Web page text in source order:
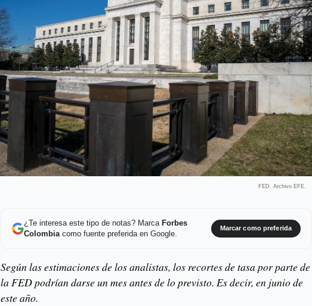
FED. Archivo EFE.
¿Te interesa este tipo de notas? Marca Forbes
Colombiacomo fuente preferida en Google.
Marcar como preferida
Según las estimaciones de los analistas, los recortes de tasa por parte de
la FED podrían darse un mes antes de lo previsto. Es decir, en junio de
este año.